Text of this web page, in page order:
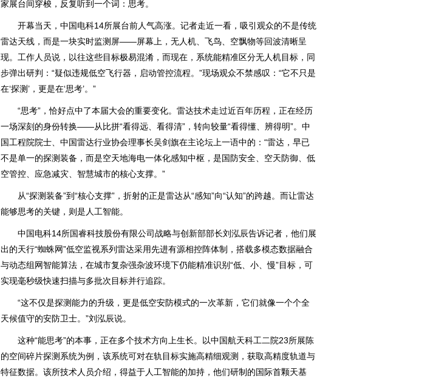
家展台间穿梭，反复听到一个词：思考。
开幕当天，中国电科14所展台前人气高涨。记者走近一看，吸引观众的不是传统
雷达天线，而是一块实时监测屏——屏幕上，无人机、飞鸟、空飘物等回波清晰呈
现。工作人员说，以往这些目标极易混淆，而现在，系统能精准区分无人机目标，同
步弹出研判：“疑似违规低空飞行器，启动管控流程。”现场观众不禁感叹：“它不只是
在‘探测’，更是在‘思考’。”
“思考”，恰好点中了本届大会的重要变化。雷达技术走过近百年历程，正在经历
一场深刻的身份转换——从比拼“看得远、看得清”，转向较量“看得懂、辨得明”。中
国工程院院士、中国雷达行业协会理事长吴剑旗在主论坛上一语中的：“雷达，早已
不是单一的探测装备，而是空天地海电一体化感知中枢，是国防安全、空天防御、低
空管控、应急减灾、智慧城市的核心支撑。”
从“探测装备”到“核心支撑”，折射的正是雷达从“感知”向“认知”的跨越。而让雷达
能够思考的关键，则是人工智能。
中国电科14所国睿科技股份有限公司战略与创新部部长刘泓辰告诉记者，他们展
出的天行“蜘蛛网”低空监视系列雷达采用先进有源相控阵体制，搭载多模态数据融合
与动态组网智能算法，在城市复杂强杂波环境下仍能精准识别“低、小、慢”目标，可
实现毫秒级快速扫描与多批次目标并行追踪。
“这不仅是探测能力的升级，更是低空安防模式的一次革新，它们就像一个个全
天候值守的安防卫士。”刘泓辰说。
这种“能思考”的本事，正在多个技术方向上生长。以中国航天科工二院23所展陈
的空间碎片探测系统为例，该系统可对在轨目标实施高精细观测，获取高精度轨道与
特征数据。该所技术人员介绍，得益于人工智能的加持，他们研制的国际首颗天基